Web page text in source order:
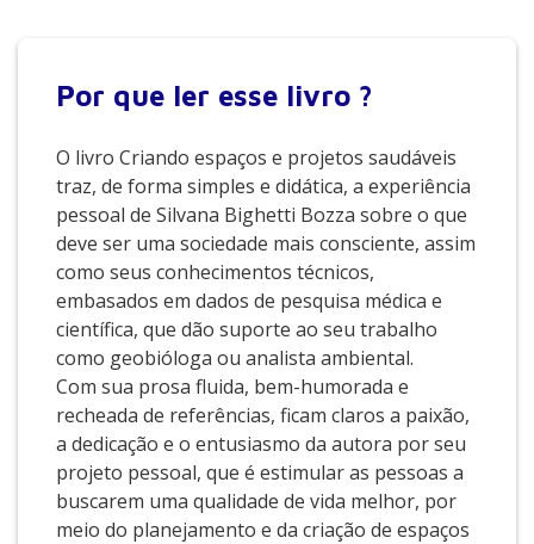
Por que ler esse livro ?
O livro Criando espaços e projetos saudáveis
traz, de forma simples e didática, a experiência
pessoal de Silvana Bighetti Bozza sobre o que
deve ser uma sociedade mais consciente, assim
como seus conhecimentos técnicos,
embasados em dados de pesquisa médica e
científica, que dão suporte ao seu trabalho
como geobióloga ou analista ambiental.
Com sua prosa fluida, bem-humorada e
recheada de referências, ficam claros a paixão,
a dedicação e o entusiasmo da autora por seu
projeto pessoal, que é estimular as pessoas a
buscarem uma qualidade de vida melhor, por
meio do planejamento e da criação de espaços